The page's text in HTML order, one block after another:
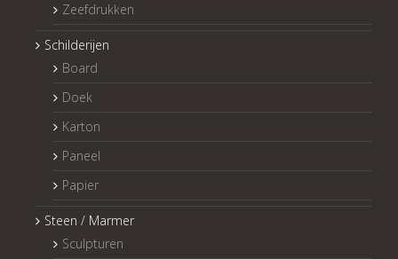
Zeefdrukken
Schilderijen
Board
Doek
Karton
Paneel
Papier
Steen / Marmer
Sculpturen